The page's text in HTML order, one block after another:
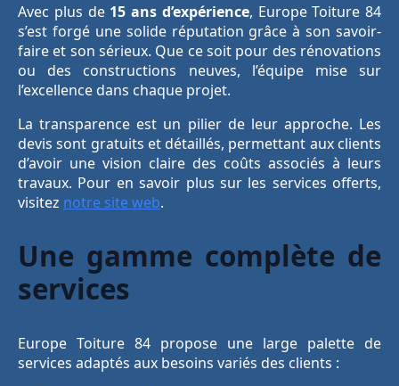
Avec plus de 15 ans d’expérience, Europe Toiture 84
s’est forgé une solide réputation grâce à son savoir-
faire et son sérieux. Que ce soit pour des rénovations
ou des constructions neuves, l’équipe mise sur
l’excellence dans chaque projet.
La transparence est un pilier de leur approche. Les
devis sont gratuits et détaillés, permettant aux clients
d’avoir une vision claire des coûts associés à leurs
travaux. Pour en savoir plus sur les services offerts,
visitez notre site web.
Une gamme complète de
services
Europe Toiture 84 propose une large palette de
services adaptés aux besoins variés des clients :